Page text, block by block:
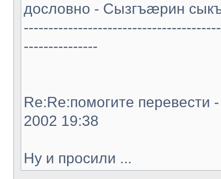
дословно - Сызгъæрин
---------------
Re:Re:помогите перевести
2002 19:38
Ну и просили ...